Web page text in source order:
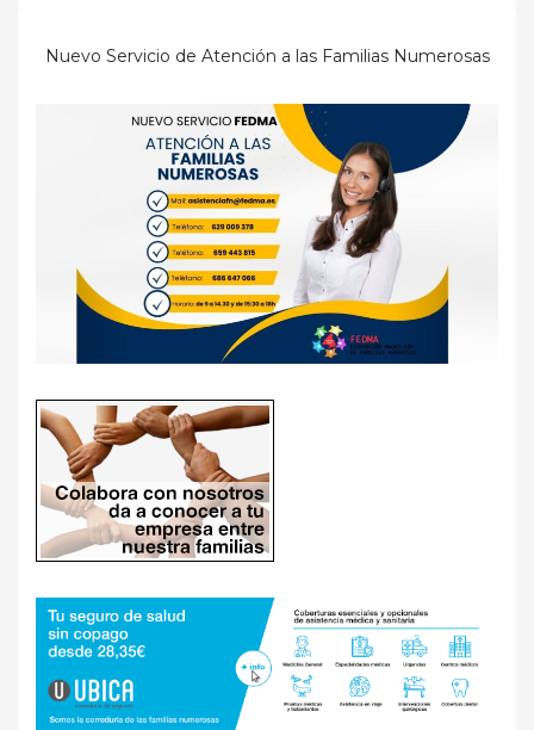
Nuevo Servicio de Atención a las Familias Numerosas